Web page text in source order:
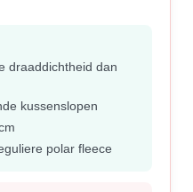
draaddichtheid dan
kussenslopen
polar fleece